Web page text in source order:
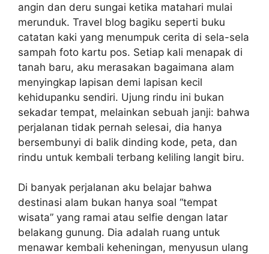
angin dan deru sungai ketika matahari mulai
merunduk. Travel blog bagiku seperti buku
catatan kaki yang menumpuk cerita di sela-sela
sampah foto kartu pos. Setiap kali menapak di
tanah baru, aku merasakan bagaimana alam
menyingkap lapisan demi lapisan kecil
kehidupanku sendiri. Ujung rindu ini bukan
sekadar tempat, melainkan sebuah janji: bahwa
perjalanan tidak pernah selesai, dia hanya
bersembunyi di balik dinding kode, peta, dan
rindu untuk kembali terbang keliling langit biru.
Di banyak perjalanan aku belajar bahwa
destinasi alam bukan hanya soal “tempat
wisata” yang ramai atau selfie dengan latar
belakang gunung. Dia adalah ruang untuk
menawar kembali keheningan, menyusun ulang